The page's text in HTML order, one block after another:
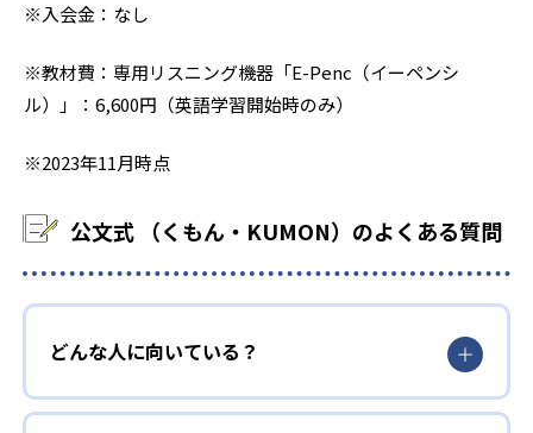
※入会金：なし
※教材費：専用リスニング機器「E-Penc（イーペンシ
ル）」：6,600円（英語学習開始時のみ）
※2023年11月時点
公文式 （くもん・KUMON）のよくある質問
どんな人に向いている？